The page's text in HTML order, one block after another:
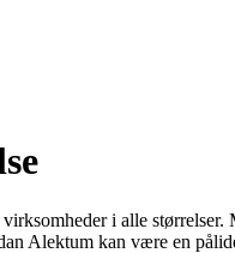
i alle
Alektum kan være en